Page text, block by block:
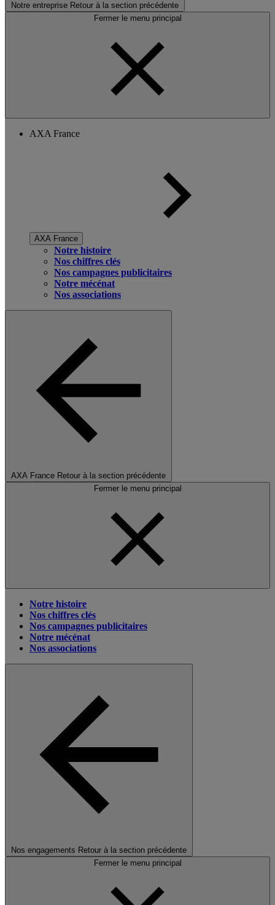
Notre entreprise Retour à la section précédente
Fermer le menu principal
AXA France
AXA France
Notre histoire
Nos chiffres clés
Nos campagnes publicitaires
Notre mécénat
Nos associations
AXA France Retour à la section précédente
Fermer le menu principal
Notre histoire
Nos chiffres clés
Nos campagnes publicitaires
Notre mécénat
Nos associations
Nos engagements Retour à la section précédente
Fermer le menu principal